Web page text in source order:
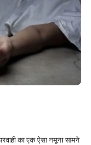
का एक ऐसा नमूना सामने